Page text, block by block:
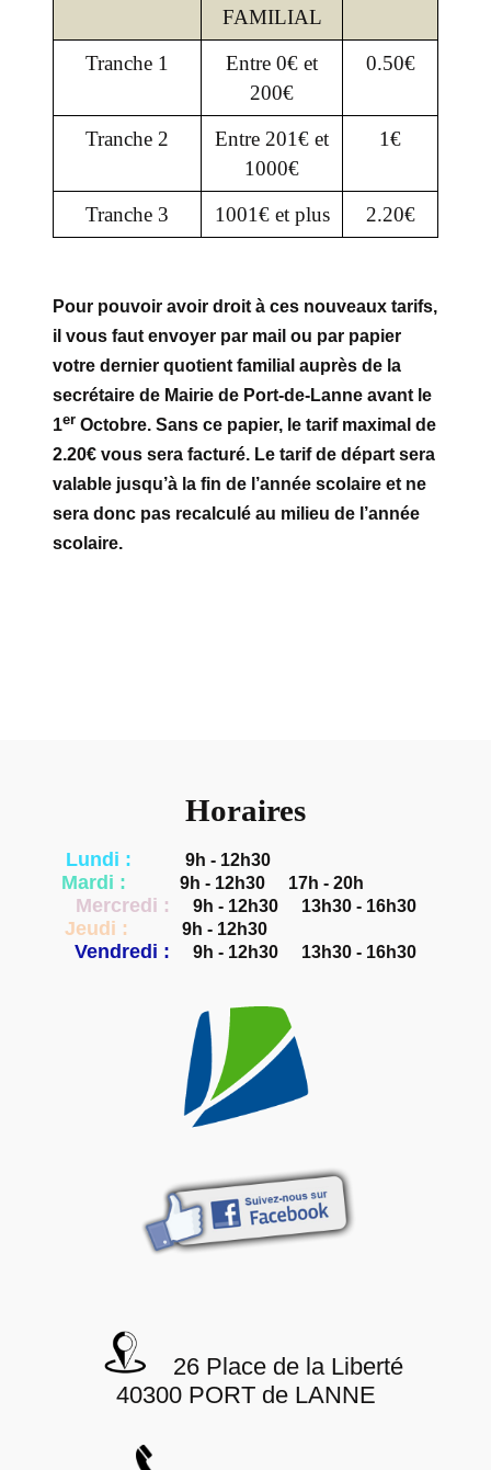
FAMILIAL
Tranche 1
Entre 0€ et
200€
0.50€
Tranche 2
Entre 201€ et
1000€
1€
Tranche 3 1001€ et plus 2.20€
Pour pouvoir avoir droit à ces nouveaux tarifs,
il vous faut envoyer par mail ou par papier
votre dernier quotient familial auprès de la
secrétaire de Mairie de Port-de-Lanne avant le
1er Octobre. Sans ce papier, le tarif maximal de
2.20€ vous sera facturé. Le tarif de départ sera
valable jusqu’à la fin de l’année scolaire et ne
sera donc pas recalculé au milieu de l’année
scolaire.
Horaires
Lundi : 9h - 12h30
Mardi : 9h - 12h30 17h - 20h
Mercredi : 9h - 12h30 13h30 - 16h30
Jeudi : 9h - 12h30
Vendredi : 9h - 12h30 13h30 - 16h30
26 Place de la Liberté
40300 PORT de LANNE